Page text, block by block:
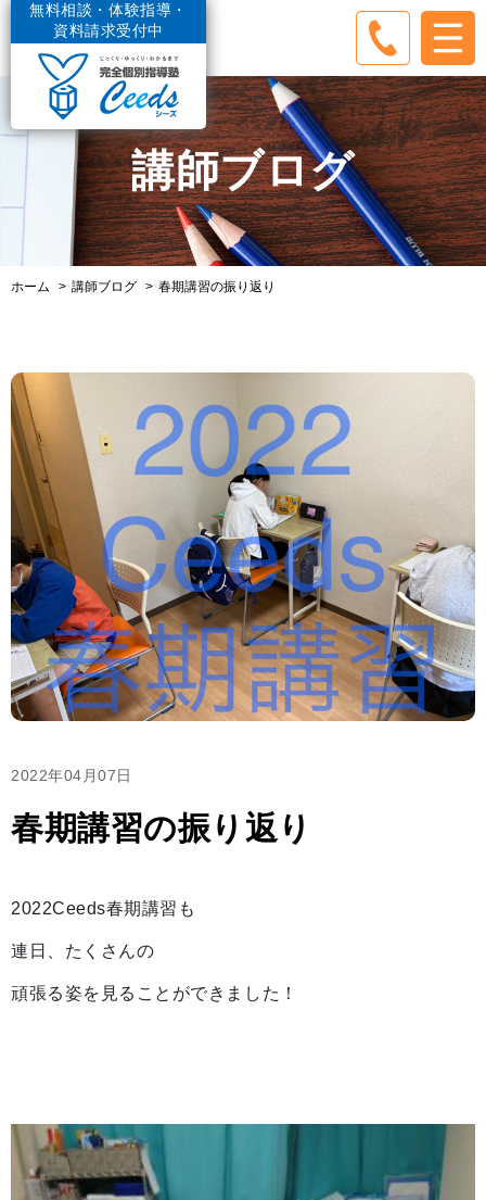
無料相談・体験指導・
資料請求受付中
講師ブログ
ホーム 講師ブログ 春期講習の振り返り
2022年04月07日
春期講習の振り返り
2022Ceeds春期講習も
連日、たくさんの
頑張る姿を見ることができました！